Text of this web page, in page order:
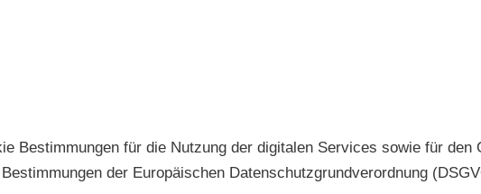
Bestimmungen für die Nutzung der digitalen Services sowie für
der Europäischen Datenschutzgrundverordnung